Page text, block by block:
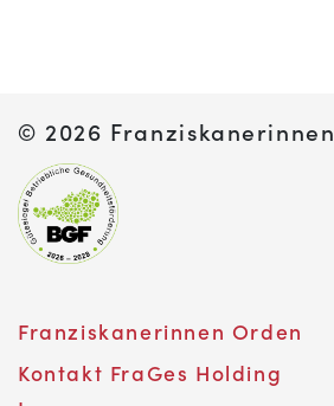
Kontakt FraGes Holding
Franziskanerinnen Orden
© 2026 Franziskanerinnen